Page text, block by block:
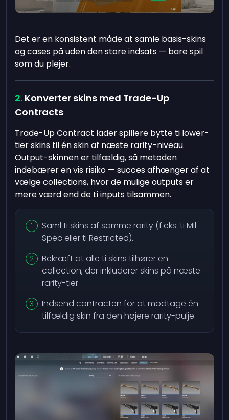
Det er en konsistent måde at samle basis-skins
og cases på uden den store indsats — bare spil
som du plejer.
Konverter skins med Trade-Up
Contracts
Trade-Up Contract lader spillere bytte ti lower-
tier skins til én skin af næste rarity-niveau.
Output-skinnen er tilfældig, så metoden
indebærer en vis risiko — succes afhænger af at
vælge collections, hvor de mulige outputs er
mere værd end de ti inputs tilsammen.
Saml ti skins af samme rarity (f.eks. ti Mil-
Spec eller ti Restricted).
Bekræft at alle ti skins tilhører en
collection, der inkluderer skins på næste
rarity-tier.
Indsend contracten for at modtage én
tilfældig skin fra den højere rarity-pulje.